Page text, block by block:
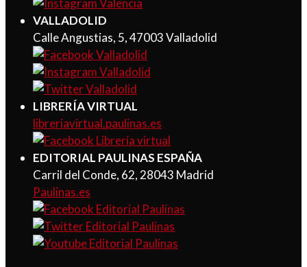
VALLADOLID
Calle Angustias, 5, 47003 Valladolid
LIBRERÍA VIRTUAL
libreriavirtual.paulinas.es
EDITORIAL PAULINAS ESPAÑA
Carril del Conde, 62, 28043 Madrid
Paulinas.es